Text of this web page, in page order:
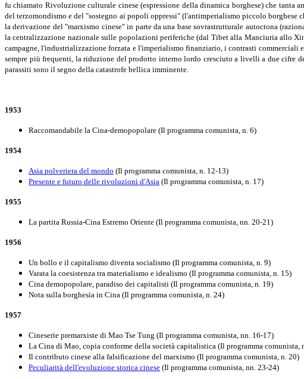
fu chiamato Rivoluzione culturale cinese (espressione della dinamica borghese) che
del terzomondismo e del "sostegno ai popoli oppressi" (l'antimperialismo piccolo
la derivazione del "marxismo cinese" in parte da una base sovrastrutturale autoctona
la centralizzazione nazionale sulle popolazioni periferiche (dal Tibet alla Manciuria allo
campagne, l'industrializzazione forzata e l'imperialismo finanziario, i contrasti
sempre più frequenti, la riduzione del prodotto interno lordo cresciuto a livelli a due cifre
parassiti sono il segno della catastrofe bellica imminente.
1953
Raccomandabile la Cina-demopopolare (Il programma comunista, n. 6)
1954
Asia polveriera del mondo (Il programma comunista, n. 12-13)
Presente e futuro delle rivoluzioni d'Asia (Il programma comunista, n. 17)
1955
La partita Russia-Cina Estremo Oriente (Il programma comunista, nn. 20-21)
1956
Un bollo e il capitalismo diventa socialismo (Il programma comunista, n. 9)
Varata la coesistenza tra materialismo e idealismo (Il programma comunista, n. 15)
Cina demopopolare, paradiso dei capitalisti (Il programma comunista, n. 19)
Nota sulla borghesia in Cina (Il programma comunista, n. 24)
1957
Cineserie premarxiste di Mao Tse Tung (Il programma comunista, nn. 16-17)
La Cina di Mao, copia conforme della società capitalistica (Il programma comunista,
Il contributo cinese alla falsificazione del marxismo (Il programma comunista, n. 20)
Peculiarità dell'evoluzione storica cinese (Il programma comunista, nn. 23-24)